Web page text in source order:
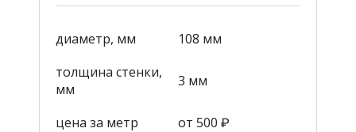
диаметр, мм
108 мм
толщина стенки,
мм
3 мм
цена за метр от 500 ₽